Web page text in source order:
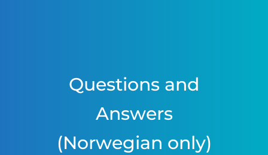
Questions and
Answers
(Norwegian only)